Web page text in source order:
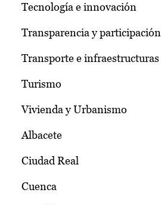
Tecnología e innovación
Transparencia y participación
Transporte e infraestructuras
Turismo
Vivienda y Urbanismo
Albacete
Ciudad Real
Cuenca